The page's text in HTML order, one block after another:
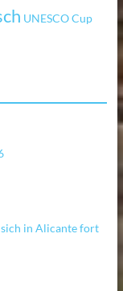
UNESCO Cup
in Alicante fort